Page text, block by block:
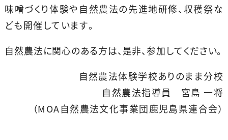
味噌づくり体験や自然農法の先進地研修、収穫祭な
ども開催しています。
自然農法に関心のある方は、是非、参加してください。
自然農法体験学校ありのまま分校
自然農法指導員 宮島 一将
（MOA自然農法文化事業団鹿児島県連合会）